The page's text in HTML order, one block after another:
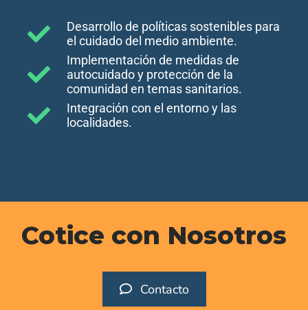
Desarrollo de políticas sostenibles para
el cuidado del medio ambiente.
Implementación de medidas de
autocuidado y protección de la
comunidad en temas sanitarios.
Integración con el entorno y las
localidades.
Cotice con Nosotros
Contacto